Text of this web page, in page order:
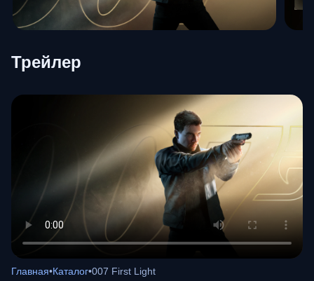
Трейлер
Главная•Каталог•007 First Light